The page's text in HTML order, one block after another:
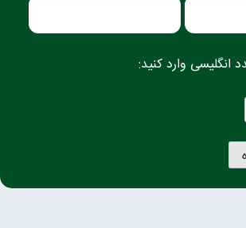
انگلیسی وارد کنید: